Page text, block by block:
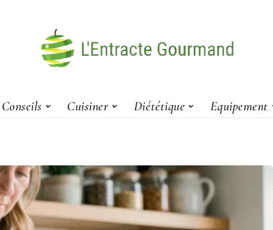
Conseils Cuisiner Diététique Equipement